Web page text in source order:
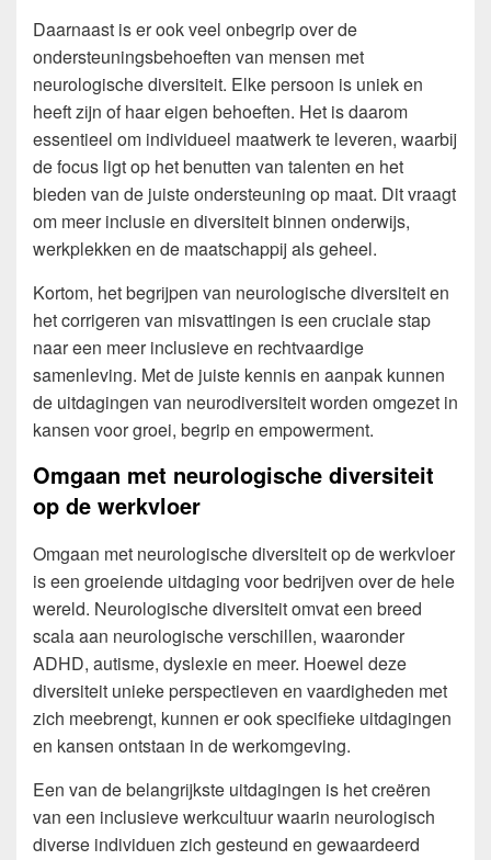
Daarnaast is er ook veel onbegrip over de
ondersteuningsbehoeften van mensen met
neurologische diversiteit. Elke persoon is uniek en
heeft zijn of haar eigen behoeften. Het is daarom
essentieel om individueel maatwerk te leveren, waarbij
de focus ligt op het benutten van talenten en het
bieden van de juiste ondersteuning op maat. Dit vraagt
om meer inclusie en diversiteit binnen onderwijs,
werkplekken en de maatschappij als geheel.
Kortom, het begrijpen van neurologische diversiteit en
het corrigeren van misvattingen is een cruciale stap
naar een meer inclusieve en rechtvaardige
samenleving. Met de juiste kennis en aanpak kunnen
de uitdagingen van neurodiversiteit worden omgezet in
kansen voor groei, begrip en empowerment.
Omgaan met neurologische diversiteit
op de werkvloer
Omgaan met neurologische diversiteit op de werkvloer
is een groeiende uitdaging voor bedrijven over de hele
wereld. Neurologische diversiteit omvat een breed
scala aan neurologische verschillen, waaronder
ADHD, autisme, dyslexie en meer. Hoewel deze
diversiteit unieke perspectieven en vaardigheden met
zich meebrengt, kunnen er ook specifieke uitdagingen
en kansen ontstaan in de werkomgeving.
Een van de belangrijkste uitdagingen is het creëren
van een inclusieve werkcultuur waarin neurologisch
diverse individuen zich gesteund en gewaardeerd